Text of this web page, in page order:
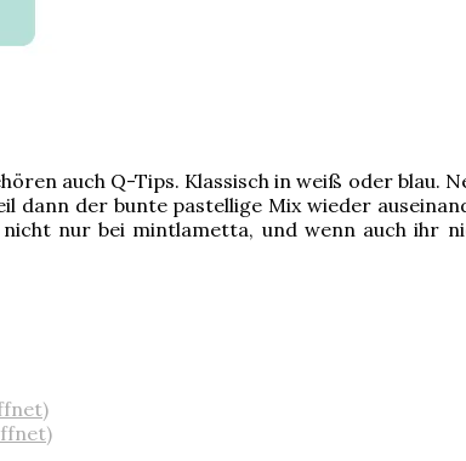
auch Q-Tips. Klassisch in weiß oder blau.
dann der bunte pastellige Mix wieder
nur bei mintlametta, und wenn auch ihr